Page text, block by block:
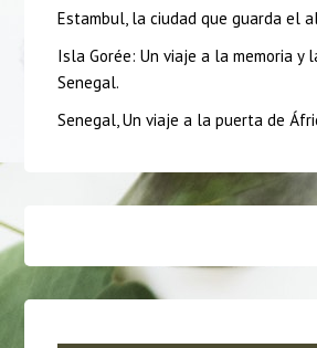
Estambul, la ciudad que guarda el
Isla Gorée: Un viaje a la memoria y
Senegal.
Senegal, Un viaje a la puerta de